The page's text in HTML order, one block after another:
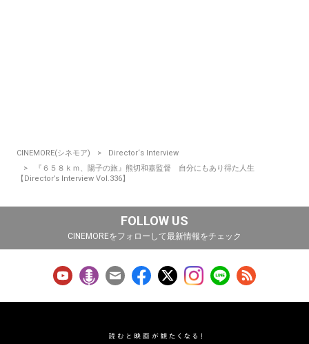
CINEMORE(シネモア)
Director‘s Interview
『６５８ｋｍ、陽子の旅』熊切和嘉監督 自分にもあり得た人生
【Director’s Interview Vol.336】
FOLLOW US
CINEMOREをフォローして最新情報をチェック